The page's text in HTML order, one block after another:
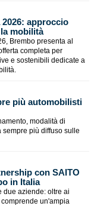
approccio
mobilità
Brembo presenta al
completa per
e sostenibili dedicate a
più automobilisti
modalità di
più diffuso sulle
con SAITO
in Italia
due aziende: oltre ai
un'ampia